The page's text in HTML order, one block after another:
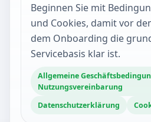
Beginnen Sie mit
und Cookies, damit vor
dem Onboarding die
Servicebasis klar ist.
Allgemeine
Nutzungsvereinbarung
Datenschutzerklärung